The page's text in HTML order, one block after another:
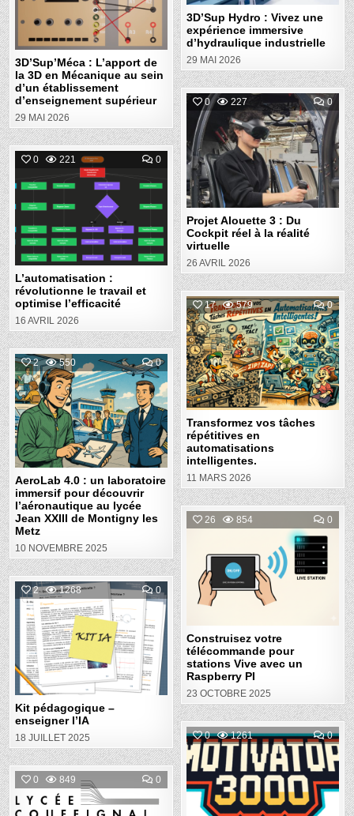
3D’Sup Hydro : Vivez une
expérience immersive
d’hydraulique industrielle
29 MAI 2026
MÉCANIQUE
SEIN
D’UN
ÉTABLISSEMENT
D’ENSEIGNEMENT
SUPÉRIEUR
3D’Sup’Méca : L’apport de
la 3D en Mécanique au sein
d’un établissement
d’enseignement supérieur
29 MAI 2026
0 227 0
ON
3
DU
À
Posted
in
Projet Alouette 3 : Du
Cockpit réel à la réalité
virtuelle
26 AVRIL 2026
0 221 0COMMENT
ON
L’AUTOMATISATION
:
RÉVOLUTIONNE
LE
TRAVAIL
ET
OPTIMISE
L’EFFICACITÉ
Posted
in
L’automatisation :
révolutionne le travail et
optimise l’efficacité
16 AVRIL 2026
17 579 0
ON
VOS
EN
Posted
in
Transformez vos tâches
répétitives en
automatisations
intelligentes.
11 MARS 2026
2 550 0COMMENT
ON
AEROLAB
4.0
:
UN
LABORATOIRE
IMMERSIF
POUR
DÉCOUVRIR
L’AÉRONAUTIQUE
AU
LYCÉE
JEAN
XXIII
MONTIGNY
LES
METZ
Posted
in
AeroLab 4.0 : un laboratoire
immersif pour découvrir
l’aéronautique au lycée
Jean XXIII de Montigny les
Metz
10 NOVEMBRE 2025
26 854 0
ON
VIVE
UN
PI
Construisez votre
télécommande pour
stations Vive avec un
Raspberry PI
23 OCTOBRE 2025
2 1268 0COMMENT
ON
KIT
PÉDAGOGIQUE
–
ENSEIGNER
L’IA
Posted
Kit pédagogique –
enseigner l’IA
18 JUILLET 2025 0 1261 0
ON
L’IA
AU
Posted
in
0 849 0COMMENT
ON
FORMATION
SUR
Posted